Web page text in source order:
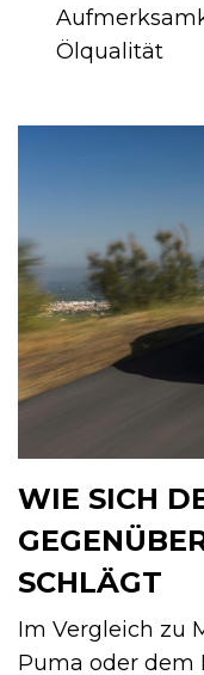
Ölqualität
WIE SICH
SCHLÄGT
Im Vergleich zu
Puma oder dem